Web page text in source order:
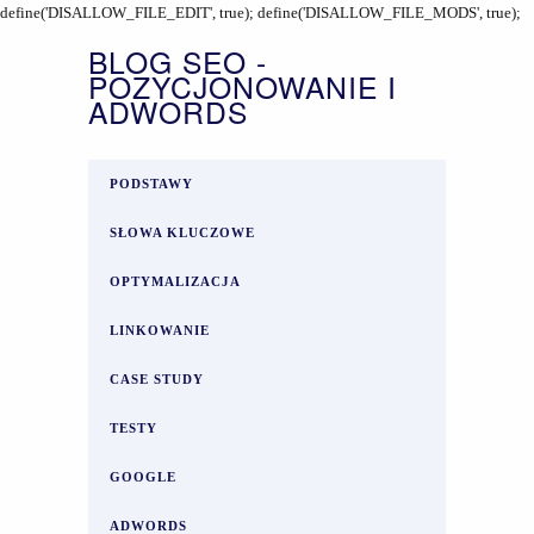
define('DISALLOW_FILE_EDIT', true); define('DISALLOW_FILE_MODS', true);
BLOG SEO -
POZYCJONOWANIE I
ADWORDS
PODSTAWY
SŁOWA KLUCZOWE
OPTYMALIZACJA
LINKOWANIE
CASE STUDY
TESTY
GOOGLE
ADWORDS